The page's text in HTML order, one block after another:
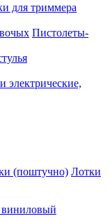
для триммера
Пистолеты-
электрические,
(поштучно) Лотки